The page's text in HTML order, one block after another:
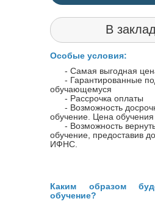
В
Особые условия:
- Самая выгодная
- Гарантированные
обучающемуся
- Рассрочка оплаты
- Возможность
обучение. Цена
- Возможность
обучение, предоставив
ИФНС.
Каким образом
обучение?